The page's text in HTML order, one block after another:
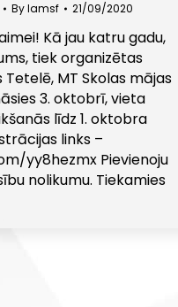
Bylamsf 21/09/2020
Kā jau katru gadu,
tiek organizētas
MT Skolas mājas
3. oktobrī, vieta
līdz 1. oktobra
links –
yy8hezmx Pievienoju
nolikumu. Tiekamies